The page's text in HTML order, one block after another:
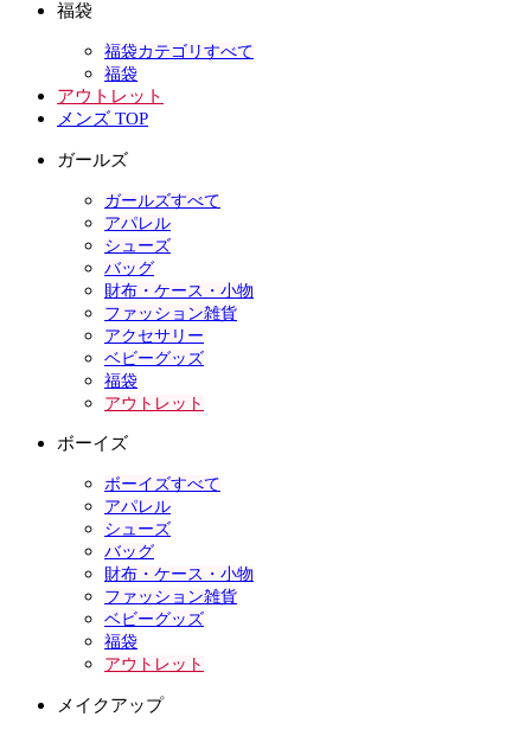
福袋
福袋カテゴリすべて
福袋
アウトレット
メンズ TOP
ガールズ
ガールズすべて
アパレル
シューズ
バッグ
財布・ケース・小物
ファッション雑貨
アクセサリー
ベビーグッズ
福袋
アウトレット
ボーイズ
ボーイズすべて
アパレル
シューズ
バッグ
財布・ケース・小物
ファッション雑貨
ベビーグッズ
福袋
アウトレット
メイクアップ